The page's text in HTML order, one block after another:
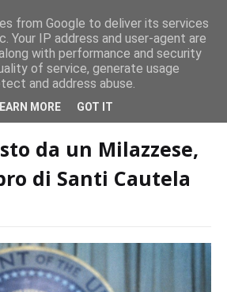
del Pesce a Vaccarella: il programma
Kennedy Visto da un Milazzese, il Nuovo
da un Milazzese,
di Santi Cautela
from Google to deliver its services
Your IP address and user-agent are
with performance and security
of service, generate usage
and address abuse.
MORE GOT IT